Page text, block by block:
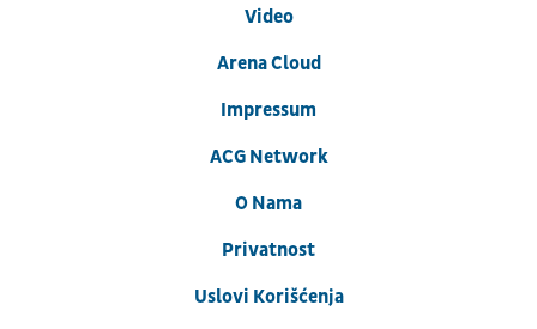
Video
Arena Cloud
Impressum
ACG Network
O Nama
Privatnost
Uslovi Korišćenja